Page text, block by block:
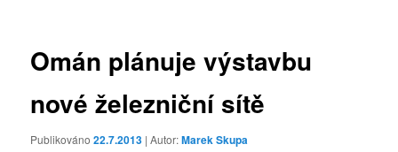
Omán plánuje výstavbu
nové železniční sítě
Publikováno22.7.2013 | Autor:Marek Skupa